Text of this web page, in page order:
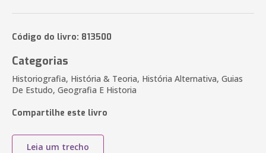
Código do livro: 813500
Categorias
Historiografia, História & Teoria, História Alternativa, Guias
De Estudo, Geografia E Historia
Compartilhe este livro
Leia um trecho